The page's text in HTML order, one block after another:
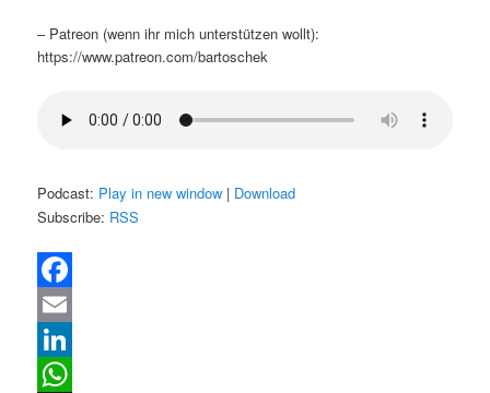
– Patreon (wenn ihr mich unterstützen wollt):
https://www.patreon.com/bartoschek
Podcast: Play in new window | Download
Subscribe: RSS
Facebook
Email
LinkedIn